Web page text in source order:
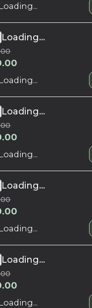
Loading...
Loading...
Loading...
Loading...